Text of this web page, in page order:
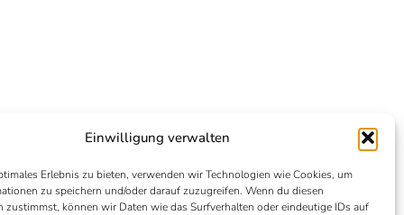
Einwilligung verwalten
Erlebnis zu bieten, verwenden wir Technologien wie Cookies, um
zu speichern und/oder darauf zuzugreifen. Wenn du diesen
zustimmst, können wir Daten wie das Surfverhalten oder eindeutige IDs auf